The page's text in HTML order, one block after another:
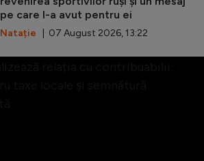
pe care l-a avut pentru ei
Natație | 07 August 2026, 13:22